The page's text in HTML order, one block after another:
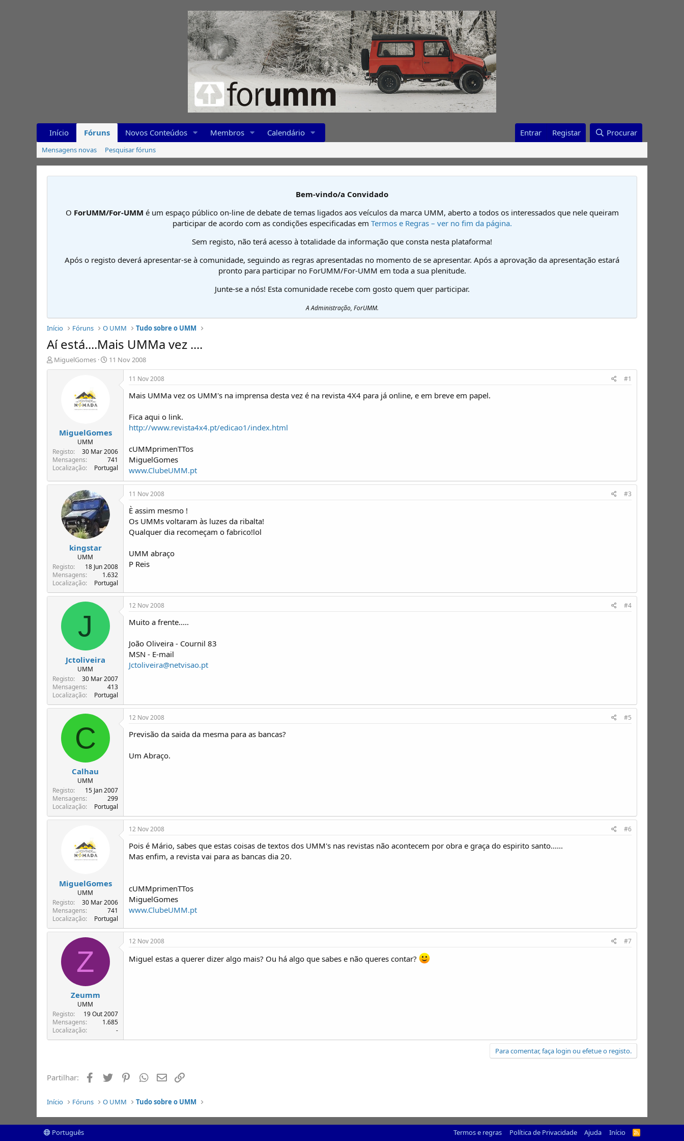
Início Fóruns Novos Conteúdos Membros Calendário Entrar Registar Procurar
Mensagens novas Pesquisar fóruns
Bem-vindo/a Convidado
O ForUMM/For-UMM é um espaço público on-line de debate de temas ligados aos veículos da marca UMM, aberto a todos os interessados que nele queiram
participar de acordo com as condições especificadas em Termos e Regras – ver no fim da página.
Sem registo, não terá acesso à totalidade da informação que consta nesta plataforma!
Após o registo deverá apresentar-se à comunidade, seguindo as regras apresentadas no momento de se apresentar. Após a aprovação da apresentação estará
pronto para participar no ForUMM/For-UMM em toda a sua plenitude.
Junte-se a nós! Esta comunidade recebe com gosto quem quer participar.
A Administração, ForUMM.
Início Fóruns O UMM Tudo sobre o UMM
Aí está....Mais UMMa vez ....
I
n
e
T
ó
i
MiguelGomes
D
a
í
i
o
11 Nov 2008
MiguelGomes
UMM
Registo
30 Mar 2006
Mensagens
741
Localização
Portugal
11 Nov 2008 #1
Mais UMMa vez os UMM's na imprensa desta vez é na revista 4X4 para já online, e em breve em papel.
Fica aqui o link.
http://www.revista4x4.pt/edicao1/index.html
cUMMprimenTTos
MiguelGomes
www.ClubeUMM.pt
kingstar
UMM
Registo
18 Jun 2008
Mensagens
1.632
Localização
Portugal
11 Nov 2008 #3
È assim mesmo !
Os UMMs voltaram às luzes da ribalta!
Qualquer dia recomeçam o fabrico!lol
UMM abraço
P Reis
J
Jctoliveira
UMM
Registo
30 Mar 2007
Mensagens
413
Localização
Portugal
12 Nov 2008 #4
Muito a frente.....
João Oliveira - Cournil 83
MSN - E-mail
Jctoliveira@netvisao.pt
C
Calhau
UMM
Registo
15 Jan 2007
Mensagens
299
Localização
Portugal
12 Nov 2008 #5
Previsão da saida da mesma para as bancas?
Um Abraço.
MiguelGomes
UMM
Registo
30 Mar 2006
Mensagens
741
Localização
Portugal
12 Nov 2008 #6
Pois é Mário, sabes que estas coisas de textos dos UMM's nas revistas não acontecem por obra e graça do espirito santo......
Mas enfim, a revista vai para as bancas dia 20.
cUMMprimenTTos
MiguelGomes
www.ClubeUMM.pt
Z
Zeumm
UMM
Registo
19 Out 2007
Mensagens
1.685
Localização
-
12 Nov 2008 #7
Miguel estas a querer dizer algo mais? Ou há algo que sabes e não queres contar?
Para comentar, faça login ou efetue o registo.
Partilhar: Facebook
Twitter PinterestWhatsapp
Email
Início Fóruns O UMM Tudo sobre o UMM
Português Termos e regras Política de Privacidade Ajuda Início
R